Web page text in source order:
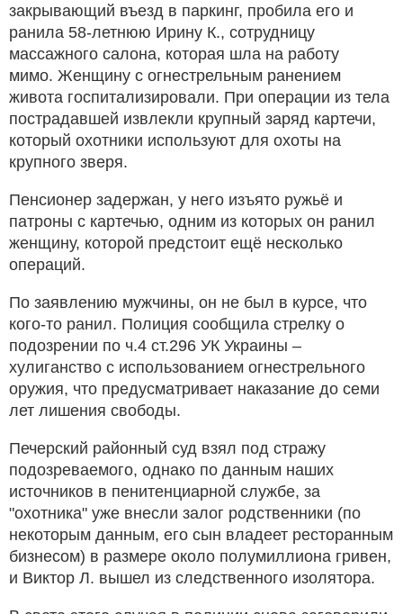
закрывающий въезд в паркинг, пробила его и
ранила 58-летнюю Ирину К., сотрудницу
массажного салона, которая шла на работу
мимо. Женщину с огнестрельным ранением
живота госпитализировали. При операции из тела
пострадавшей извлекли крупный заряд картечи,
который охотники используют для охоты на
крупного зверя.
Пенсионер задержан, у него изъято ружьё и
патроны с картечью, одним из которых он ранил
женщину, которой предстоит ещё несколько
операций.
По заявлению мужчины, он не был в курсе, что
кого-то ранил. Полиция сообщила стрелку о
подозрении по ч.4 ст.296 УК Украины –
хулиганство с использованием огнестрельного
оружия, что предусматривает наказание до семи
лет лишения свободы.
Печерский районный суд взял под стражу
подозреваемого, однако по данным наших
источников в пенитенциарной службе, за
"охотника" уже внесли залог родственники (по
некоторым данным, его сын владеет ресторанным
бизнесом) в размере около полумиллиона гривен,
и Виктор Л. вышел из следственного изолятора.